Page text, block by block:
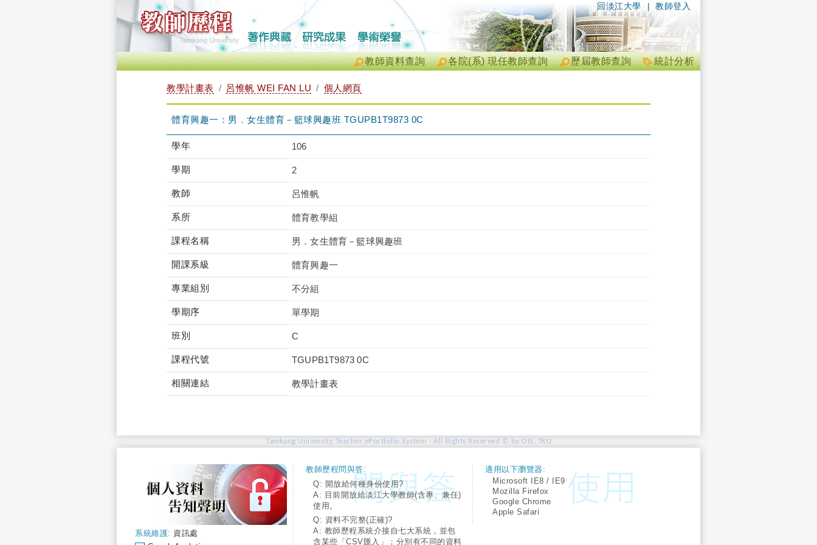
| 教師登入
回淡江大學
統計分析
歷屆教師查詢
各院(系) 現任教師查詢
教師資料查詢
教學計畫表 呂惟帆 WEI FAN LU 個人網頁
體育興趣一：男．女生體育－籃球興趣班 TGUPB1T9873 0C
學年 106
學期 2
教師 呂惟帆
系所 體育教學組
課程名稱 男．女生體育－籃球興趣班
開課系級 體育興趣一
專業組別 不分組
學期序 單學期
班別 C
課程代號 TGUPB1T9873 0C
相關連結 教學計畫表
Tamkang University Teacher ePortfolio System - All Rights Reserved © by OIS, TKU
系統維護: 資訊處
教師歷程問與答:
Q: 開放給何種身份使用?
A: 目前開放給淡江大學教師(含專、兼任)
使用。
Q: 資料不完整(正確)?
A: 教師歷程系統介接自七大系統，並包
含某些「CSV匯入」；分別有不同的資料
適用以下瀏覽器:
Microsoft IE8 / IE9
Mozilla Firefox
Google Chrome
Apple Safari